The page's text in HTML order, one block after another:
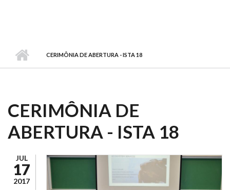
CERIMÔNIA DE ABERTURA - ISTA 18
CERIMÔNIA DE
ABERTURA - ISTA 18
JUL
17
2017